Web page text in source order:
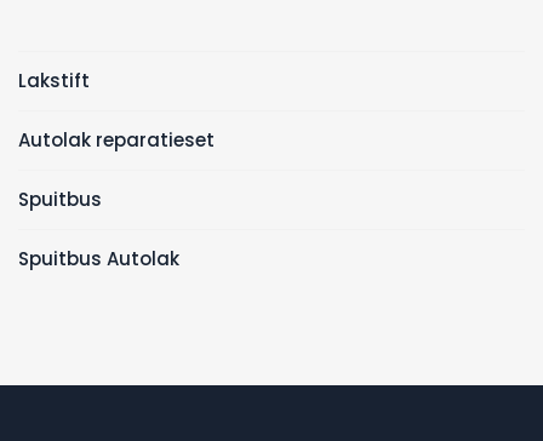
Lakstift
Autolak reparatieset
Spuitbus
Spuitbus Autolak